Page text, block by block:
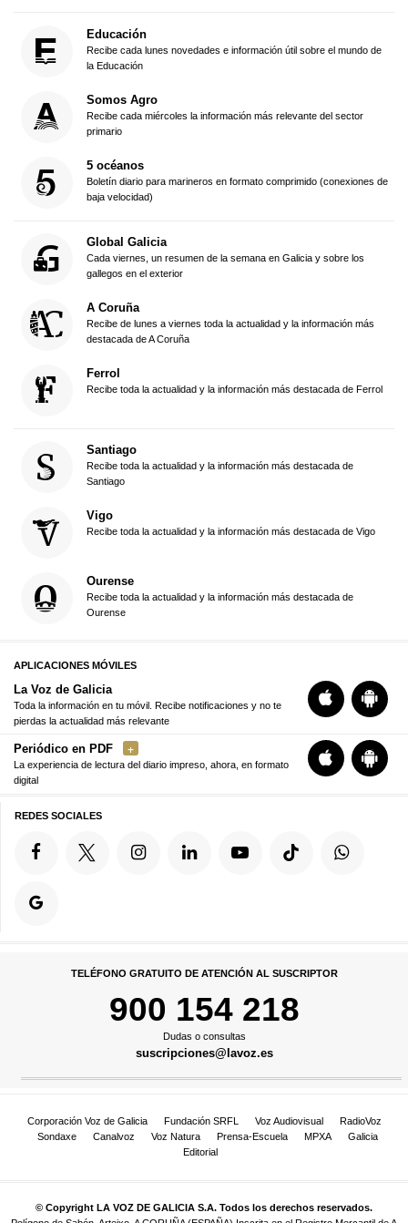
Educación
Recibe cada lunes novedades e información útil sobre el mundo de
la Educación
Somos Agro
Recibe cada miércoles la información más relevante del sector
primario
5 océanos
Boletín diario para marineros en formato comprimido (conexiones de
baja velocidad)
Global Galicia
Cada viernes, un resumen de la semana en Galicia y sobre los
gallegos en el exterior
A Coruña
Recibe de lunes a viernes toda la actualidad y la información más
destacada de A Coruña
Ferrol
Recibe toda la actualidad y la información más destacada de Ferrol
Santiago
Recibe toda la actualidad y la información más destacada de
Santiago
Vigo
Recibe toda la actualidad y la información más destacada de Vigo
Ourense
Recibe toda la actualidad y la información más destacada de
Ourense
APLICACIONES MÓVILES
La Voz de Galicia
Toda la información en tu móvil. Recibe notificaciones y no te
pierdas la actualidad más relevante
Periódico en PDF
La experiencia de lectura del diario impreso, ahora, en formato
digital
REDES SOCIALES
TELÉFONO GRATUITO DE ATENCIÓN AL SUSCRIPTOR
900 154 218
Dudas o consultas
suscripciones@lavoz.es
Corporación Voz de Galicia Fundación SRFL Voz Audiovisual
RadioVoz
Sondaxe
Canalvoz Voz Natura Prensa-Escuela MPXA
Galicia
Editorial
© Copyright LA VOZ DE GALICIA S.A. Todos los derechos reservados.